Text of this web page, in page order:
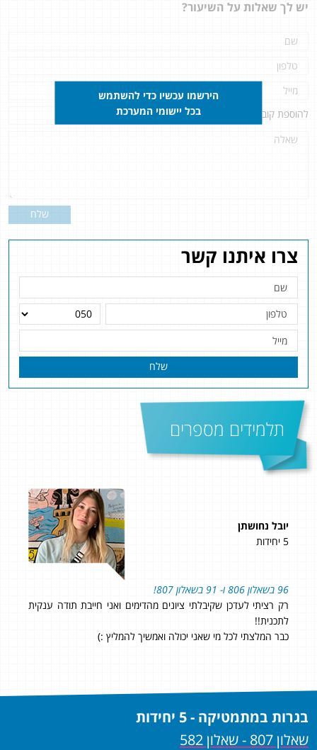
צרו איתנו קשר
שלח
תלמידים מספרים
יובל נחושתן
5 יחידות
96 בשאלון 806 ו- 91 בשאלון 807!
רק רציתי לעדכן שקיבלתי ציונים מהדימים ואני חייבת תודה ענקית
לתכנית!!
כבר המלצתי לכל מי שאני יכולה ואמשיך להמליץ :)
יש לך שאלות על השיעור?
להוספת קובץ
שלח
הירשמו עכשיו כדי להשתמש
בכל יישומי המערכת
בגרות במתמטיקה - 5 יחידות
שאלון 807 - שאלון 582